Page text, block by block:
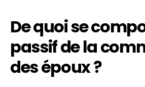
De quoi se
passif de la
des époux ?